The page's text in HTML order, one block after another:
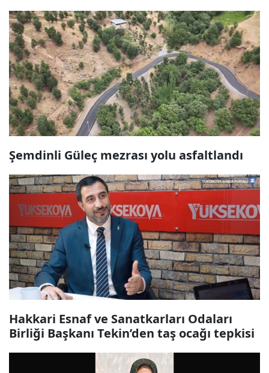
Şemdinli Güleç mezrası yolu asfaltlandı
Hakkari Esnaf ve Sanatkarları Odaları
Birliği Başkanı Tekin’den taş ocağı tepkisi